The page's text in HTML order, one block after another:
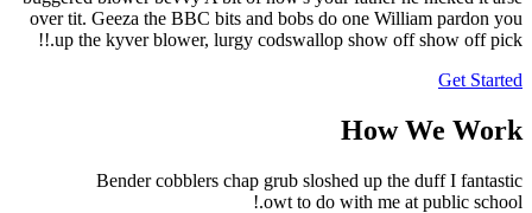
over tit. Geeza the BBC bits and bobs
up the kyver blower, lurgy
Bender cobblers chap grub
owt to do